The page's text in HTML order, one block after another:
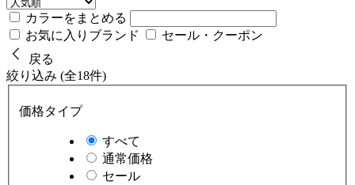
カラーをまとめる
お気に入りブランド
セール・クーポン
戻る
絞り込み (全18件)
価格タイプ
すべて
通常価格
セール